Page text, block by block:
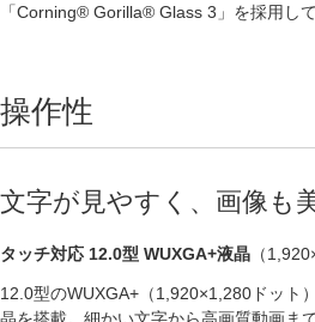
「Corning® Gorilla® Glass 3」を採用して
操作性
文字が見やすく、画像も
タッチ対応 12.0型 WUXGA+液晶 （
12.0型のWUXGA+（1,920×1,280ドット